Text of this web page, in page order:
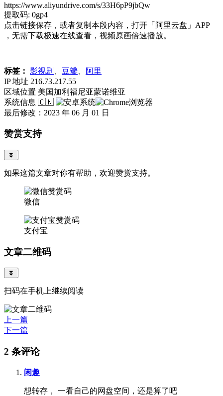
https://www.aliyundrive.com/s/33H6pP9jbQw
提取码: 0gp4
点击链接保存，或者复制本段内容，打开「阿里云盘」APP
，无需下载极速在线查看，视频原画倍速播放。
标签： 影视剧 豆瓣
阿里
IP 地址 216.73.217.55
区域位置 美国加利福尼亚蒙诺维亚
系统信息 🇨🇳
最后修改：2023 年 06 月 01 日
赞赏支持
⏬
如果这篇文章对你有帮助，欢迎赞赏支持。
微信
支付宝
文章二维码
⏬
扫码在手机上继续阅读
上一篇
下一篇
2 条评论
闲趣
想转存， 一看自己的网盘空间，还是算了吧